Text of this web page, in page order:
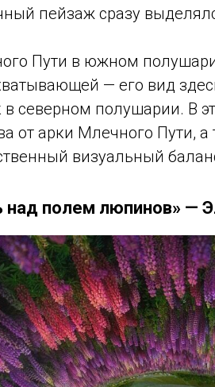
пейзаж сразу
Пути в южном
— его вид
северном полушарии. В
от арки Млечного Пути,
визуальный
полем люпинов» —